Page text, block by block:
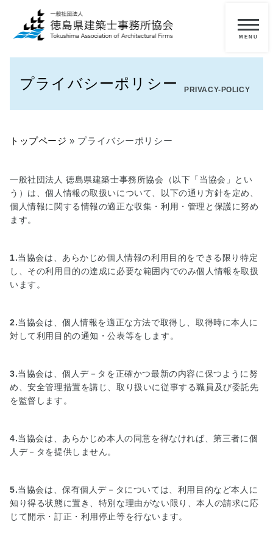
メ
ュ
一
の
■
会
に
つ
■
理
想
イ
ホ
実
物
■
小
生
夏
休
プライバシーポリシー PRIVACY-POLICY
トップページ » プライバシーポリシー
一般社団法人 徳島県建築士事務所協会（以下「当協会」とい
う）は、個人情報の取扱いについて、以下の通り方針を定め、
個人情報に関する情報の適正な収集・利用・管理と保護に努め
ます。
1.当協会は、あらかじめ個人情報の利用目的をできる限り特定
し、その利用目的の達成に必要な範囲内でのみ個人情報を取扱
います。
2.当協会は、個人情報を適正な方法で取得し、取得時に本人に
対して利用目的の通知・公表等をします。
3.当協会は、個人デ－タを正確かつ最新の内容に保つように努
め、安全管理措置を講じ、取り扱いに従事する職員及び委託先
を監督します。
4.当協会は、あらかじめ本人の同意を得なければ、第三者に個
人デ－タを提供しません。
5.当協会は、保有個人デ－タについては、利用目的など本人に
知り得る状態に置き、特別な理由がない限り、本人の請求に応
じて開示・訂正・利用停止等を行ないます。